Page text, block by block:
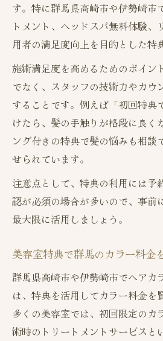
す。特に群馬県高崎市や伊勢崎市
トメント、ヘッドスパ無料体験、
用者の満足度向上を目的とした特
施術満足度を高めるためのポイン
でなく、スタッフの技術力やカウ
することです。例えば「初回特典
けたら、髪の手触りが格段に良く
ング付きの特典で髪の悩みも相談
せられています。
注意点として、特典の利用には予
認が必須の場合が多いので、事前
最大限に活用しましょう。
美容室特典で群馬のカラー料金
群馬県高崎市や伊勢崎市でヘアカ
は、特典を活用してカラー料金を
多くの美容室では、初回限定のカ
術時のトリートメントサービスと